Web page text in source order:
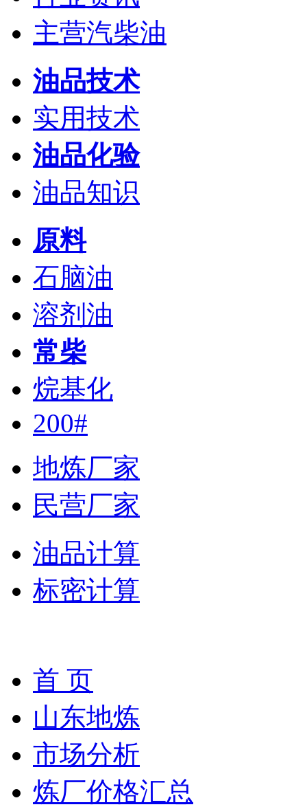
主营汽柴油
油品技术
实用技术
油品化验
油品知识
原料
石脑油
溶剂油
常柴
烷基化
200#
地炼厂家
民营厂家
油品计算
标密计算
首 页
山东地炼
市场分析
炼厂价格汇总